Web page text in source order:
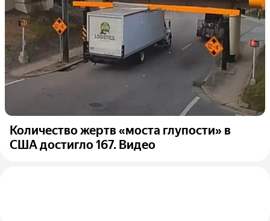
Количество жертв «моста глупости» в
США достигло 167. Видео